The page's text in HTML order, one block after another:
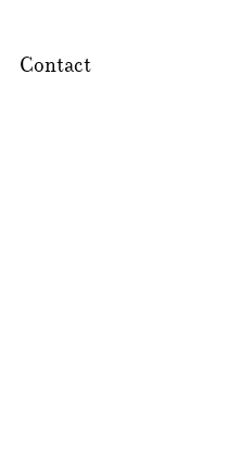
Contact